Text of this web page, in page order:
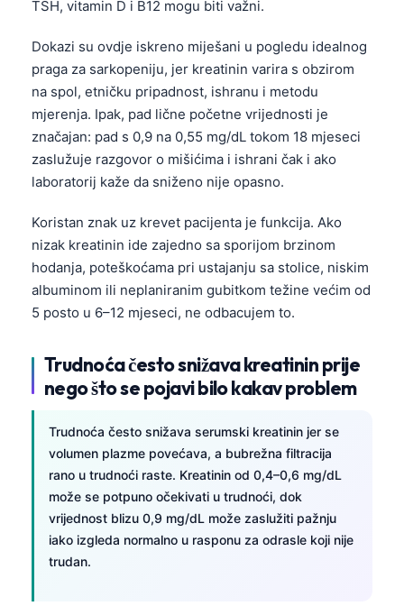
TSH, vitamin D i B12 mogu biti važni.
Dokazi su ovdje iskreno miješani u pogledu idealnog
praga za sarkopeniju, jer kreatinin varira s obzirom
na spol, etničku pripadnost, ishranu i metodu
mjerenja. Ipak, pad lične početne vrijednosti je
značajan: pad s 0,9 na 0,55 mg/dL tokom 18 mjeseci
zaslužuje razgovor o mišićima i ishrani čak i ako
laboratorij kaže da sniženo nije opasno.
Koristan znak uz krevet pacijenta je funkcija. Ako
nizak kreatinin ide zajedno sa sporijom brzinom
hodanja, poteškoćama pri ustajanju sa stolice, niskim
albuminom ili neplaniranim gubitkom težine većim od
5 posto u 6–12 mjeseci, ne odbacujem to.
Trudnoća često snižava kreatinin prije
nego što se pojavi bilo kakav problem
Trudnoća često snižava serumski kreatinin jer se
volumen plazme povećava, a bubrežna filtracija
rano u trudnoći raste. Kreatinin od 0,4–0,6 mg/dL
može se potpuno očekivati u trudnoći, dok
vrijednost blizu 0,9 mg/dL može zaslužiti pažnju
iako izgleda normalno u rasponu za odrasle koji nije
trudan.